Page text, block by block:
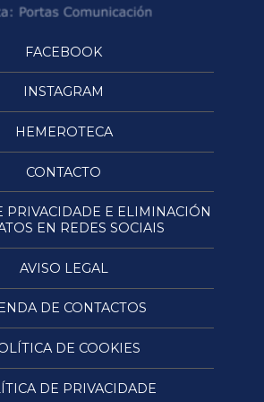
FACEBOOK
INSTAGRAM
HEMEROTECA
CONTACTO
PRIVACIDADE E ELIMINACIÓN
EN REDES SOCIAIS
AVISO LEGAL
DE CONTACTOS
DE COOKIES
DE PRIVACIDADE